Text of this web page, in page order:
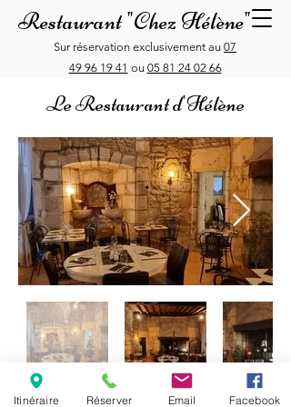
Restaurant "Chez Hélène"
Sur réservation exclusivement au 07
49 96 19 41 ou 05 81 24 02 66
Le Restaurant d'Hélène
Restaurant "Chez Hélène", 147 rue Robert Doisneau,
Itinéraire Réserver Email Facebook